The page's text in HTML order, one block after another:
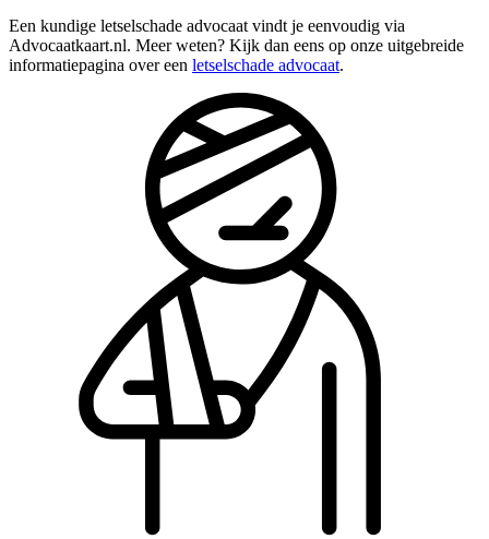
Een kundige letselschade advocaat vindt je eenvoudig via
Advocaatkaart.nl. Meer weten? Kijk dan eens op onze uitgebreide
informatiepagina over een letselschade advocaat.